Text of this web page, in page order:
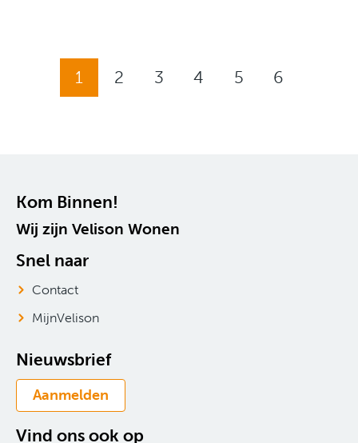
Selecteer een pagina
1 2 3 4 5 6
Contactinformatie
Kom Binnen!
Wij zijn Velison Wonen
Snel naar
Contact
MijnVelison
Nieuwsbrief
Aanmelden
Vind ons ook op